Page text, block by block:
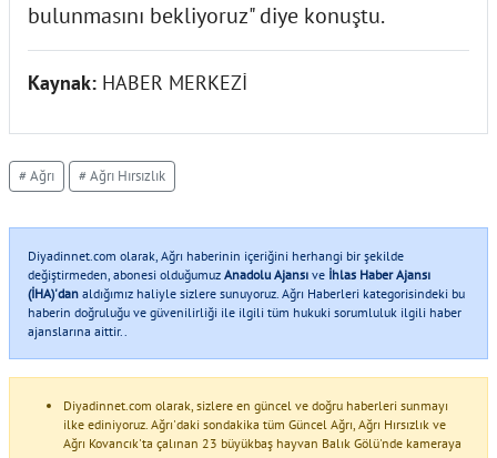
bulunmasını bekliyoruz" diye konuştu.
Kaynak: HABER MERKEZİ
# Ağrı # Ağrı Hırsızlık
Diyadinnet.com olarak, Ağrı haberinin içeriğini herhangi bir şekilde
değiştirmeden, abonesi olduğumuz Anadolu Ajansı ve İhlas Haber Ajansı
(İHA)'dan aldığımız haliyle sizlere sunuyoruz. Ağrı Haberleri kategorisindeki bu
haberin doğruluğu ve güvenilirliği ile ilgili tüm hukuki sorumluluk ilgili haber
ajanslarına aittir..
Diyadinnet.com olarak, sizlere en güncel ve doğru haberleri sunmayı
ilke ediniyoruz. Ağrı'daki sondakika tüm Güncel Ağrı, Ağrı Hırsızlık ve
Ağrı Kovancık'ta çalınan 23 büyükbaş hayvan Balık Gölü'nde kameraya